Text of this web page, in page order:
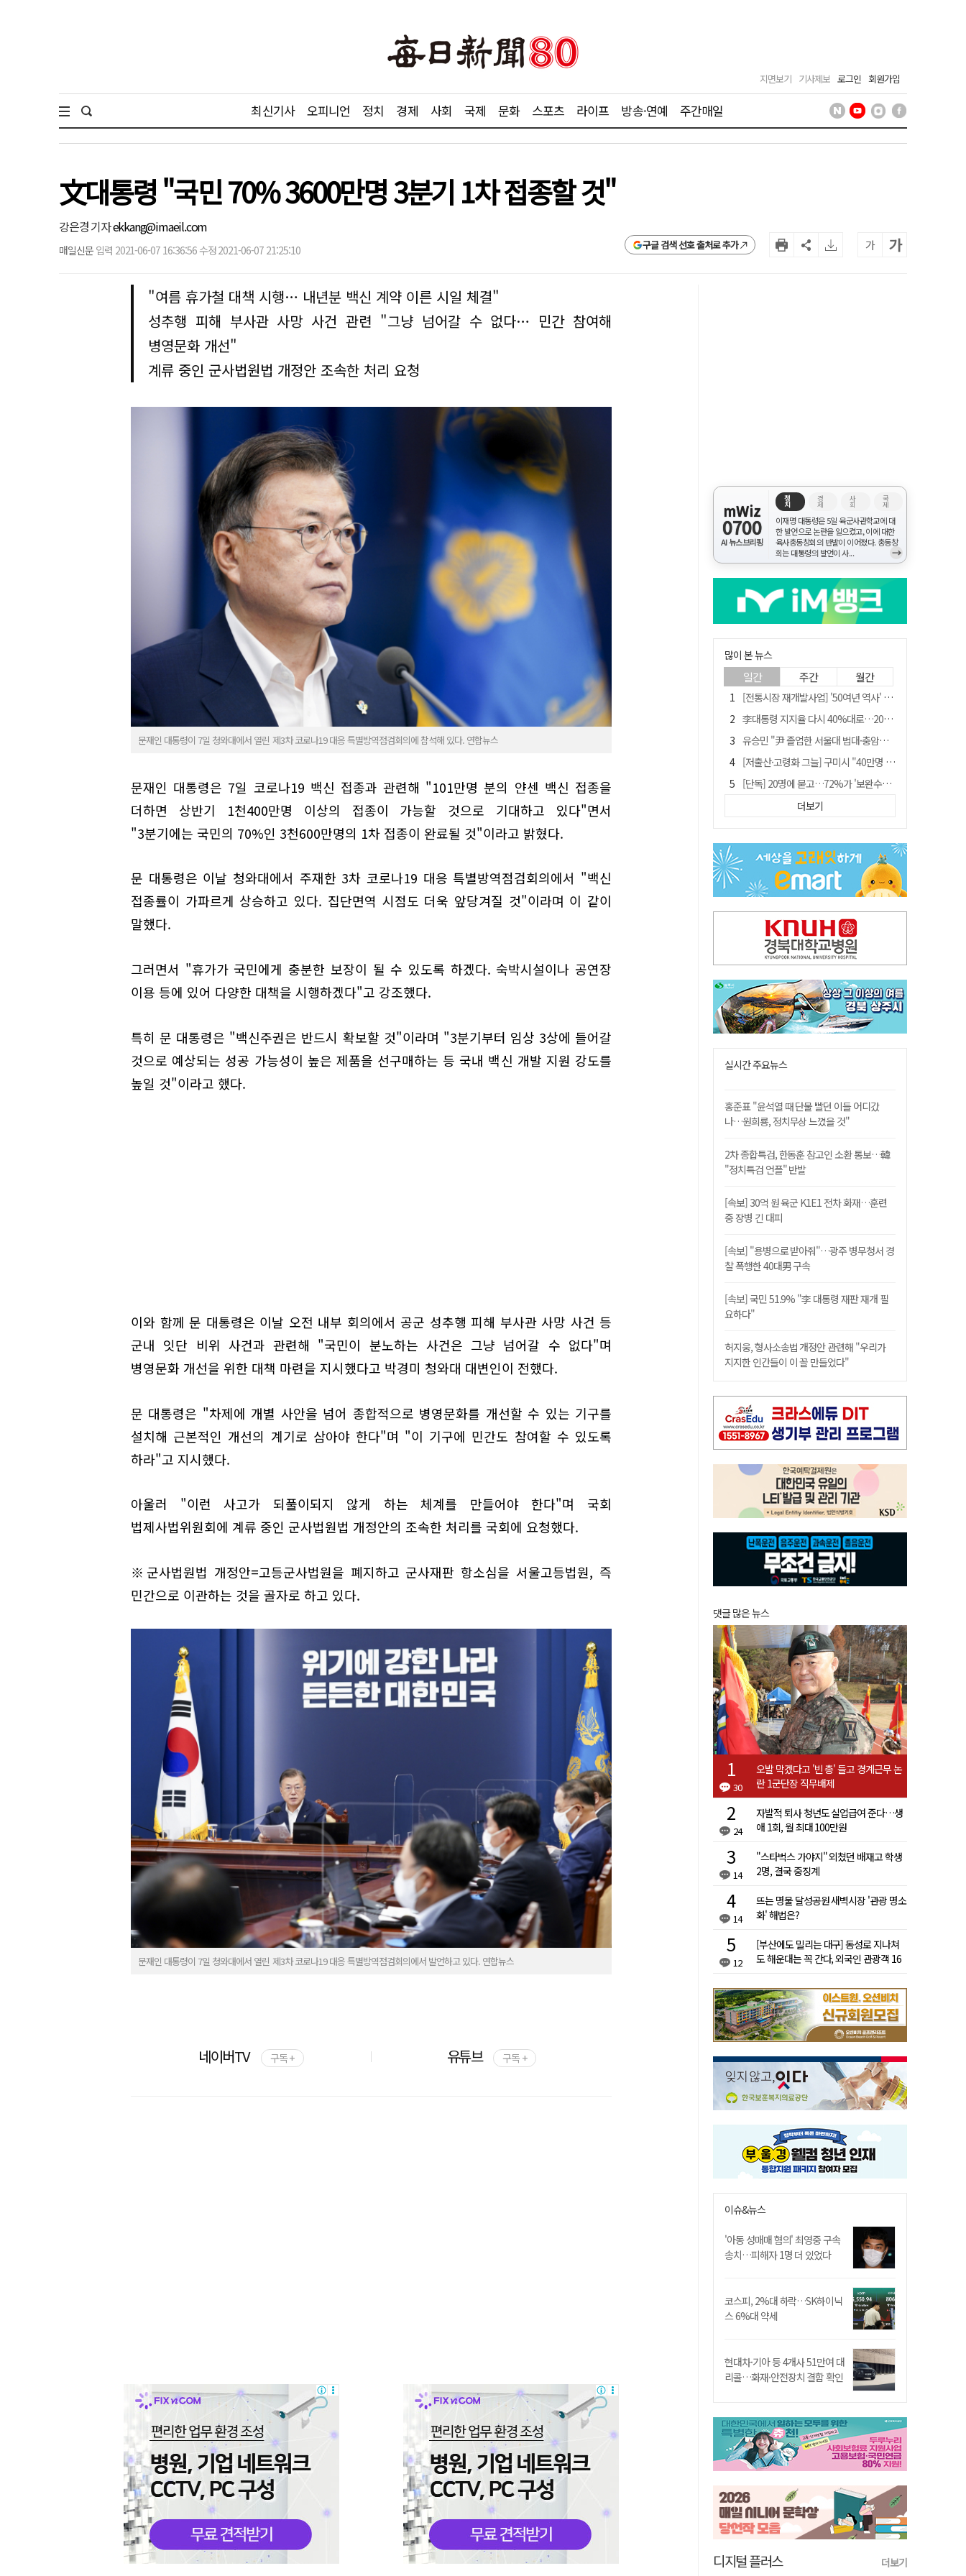
지면보기 기사제보 로그인 회원가입
최신기사 오피니언 정치 경제 사회 국제 문화 스포츠 라이프 방송·연예 주간매일
文대통령 "국민 70% 3600만명 3분기 1차 접종할 것"
강은경 기자ekkang@imaeil.com
매일신문 입력 2021-06-07 16:36:56 수정 2021-06-07 21:25:10 구글 검색 선호 출처로 추가 가 가
"여름 휴가철 대책 시행… 내년분 백신 계약 이른 시일 체결"
성추행 피해 부사관 사망 사건 관련 "그냥 넘어갈 수 없다… 민간 참여해
병영문화 개선"
계류 중인 군사법원법 개정안 조속한 처리 요청
문재인 대통령이 7일 청와대에서 열린 제3차 코로나19 대응 특별방역점검회의에 참석해 있다. 연합뉴스
문재인 대통령은 7일 코로나19 백신 접종과 관련해 "101만명 분의 얀센 백신 접종을
더하면 상반기 1천400만명 이상의 접종이 가능할 것으로 기대하고 있다"면서
"3분기에는 국민의 70%인 3천600만명의 1차 접종이 완료될 것"이라고 밝혔다.
문 대통령은 이날 청와대에서 주재한 3차 코로나19 대응 특별방역점검회의에서 "백신
접종률이 가파르게 상승하고 있다. 집단면역 시점도 더욱 앞당겨질 것"이라며 이 같이
말했다.
그러면서 "휴가가 국민에게 충분한 보장이 될 수 있도록 하겠다. 숙박시설이나 공연장
이용 등에 있어 다양한 대책을 시행하겠다"고 강조했다.
특히 문 대통령은 "백신주권은 반드시 확보할 것"이라며 "3분기부터 임상 3상에 들어갈
것으로 예상되는 성공 가능성이 높은 제품을 선구매하는 등 국내 백신 개발 지원 강도를
높일 것"이라고 했다.
이와 함께 문 대통령은 이날 오전 내부 회의에서 공군 성추행 피해 부사관 사망 사건 등
군내 잇단 비위 사건과 관련해 "국민이 분노하는 사건은 그냥 넘어갈 수 없다"며
병영문화 개선을 위한 대책 마련을 지시했다고 박경미 청와대 대변인이 전했다.
문 대통령은 "차제에 개별 사안을 넘어 종합적으로 병영문화를 개선할 수 있는 기구를
설치해 근본적인 개선의 계기로 삼아야 한다"며 "이 기구에 민간도 참여할 수 있도록
하라"고 지시했다.
아울러 "이런 사고가 되풀이되지 않게 하는 체계를 만들어야 한다"며 국회
법제사법위원회에 계류 중인 군사법원법 개정안의 조속한 처리를 국회에 요청했다.
※군사법원법 개정안=고등군사법원을 폐지하고 군사재판 항소심을 서울고등법원, 즉
민간으로 이관하는 것을 골자로 하고 있다.
문재인 대통령이 7일 청와대에서 열린 제3차 코로나19 대응 특별방역점검회의에서 발언하고 있다. 연합뉴스
네이버TV 구독 + 유튜브 구독 +
mWiz
0700
AI 뉴스브리핑
정
치
경
제
사
회
국
제
이재명 대통령은 5일 육군사관학교에 대
한 발언으로 논란을 일으켰고, 이에 대한
육사총동창회의 반발이 이어졌다. 총동창
회는 대통령의 발언이 사...
→
많이 본 뉴스
일간 주간 월간
[전통시장 재개발사업] '50여년 역사' 수성시장 자리에 25층 주상복합 들어선다
李대통령 지지율 다시 40%대로…20대는 18.8%p 급락
유승민 "尹 졸업한 서울대 법대·충암고도 없애야"…李 육사 통합 직격
[저출산·고령화 그늘] 구미시 "40만명 사수" 고령군 "3만명대 회복"
[단독] 20명에 묻고…72%가 '보완수사권 폐지'?
[전통시장 재개발사업] 신천시장 재개발, 준공 후에도 소송전
[인사]경상북도
"김용민, 흑백논리로 세상 보는 듯" 검찰 내부서 지탄
포항에 6천억원 규모 AI 데이터센터 들어선다
더보기
실시간 주요뉴스
홍준표 "윤석열 때 단물 빨던 이들 어디갔
나…원희룡, 정치무상 느꼈을 것"
2차 종합특검, 한동훈 참고인 소환 통보…韓
"정치특검 언플" 반발
[속보] 30억 원 육군 K1E1 전차 화재…훈련
중 장병 긴 대피
[속보] "용병으로 받아줘"…광주 병무청서 경
찰 폭행한 40대男 구속
[속보] 국민 51.9% "李 대통령 재판 재개 필
요하다"
허지웅, 형사소송법 개정안 관련해 "우리가
지지한 인간들이 이 꼴 만들었다"
댓글 많은 뉴스
30
오발 막겠다고 '빈 총' 들고 경계근무 논
란 1군단장 직무배제
24
자발적 퇴사 청년도 실업급여 준다…생
애 1회, 월 최대 100만원
14
"스타벅스 가야지" 외쳤던 배재고 학생
2명, 결국 중징계
14
뜨는 명물 달성공원 새벽시장 '관광 명소
화' 해법은?
12
[부산에도 밀리는 대구] 동성로 지나쳐
도 해운대는 꼭 간다, 외국인 관광객 16
이슈&뉴스
'아동 성매매 혐의' 최영중 구속
송치…피해자 1명 더 있었다
코스피, 2%대 하락…SK하이닉
스 6%대 약세
현대차·기아 등 4개사 51만여 대
리콜…화재·안전장치 결함 확인
디지털 플러스 더보기